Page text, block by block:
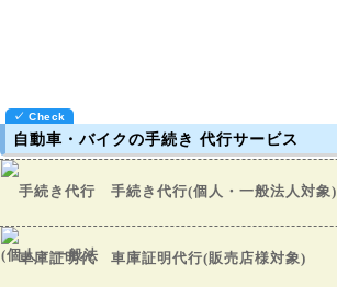
自動車・バイクの手続き 代行サービス
手続き代行(個人・一般法人対象)
車庫証明代行(販売店様対象)